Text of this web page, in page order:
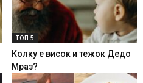
ТОП 5
Колку е висок и тежок Дедо
Мраз?